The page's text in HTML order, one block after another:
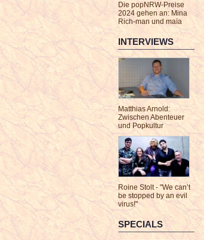
Die popNRW-Preise
2024 gehen an: Mina
Rich-man und maïa
INTERVIEWS
Matthias Arnold:
Zwischen Abenteuer
und Popkultur
Roine Stolt - "We can’t
be stopped by an evil
virus!"
SPECIALS